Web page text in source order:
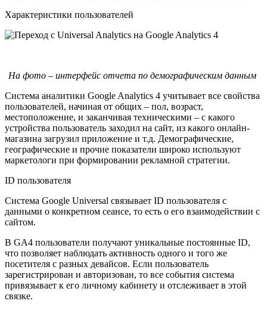
Характеристики пользователей
На фото – интерфейс отчета по демографическим данным
Система аналитики Google Analytics 4 учитывает все свойства
пользователей, начиная от общих – пол, возраст,
местоположение, и заканчивая техническими – с какого
устройства пользователь заходил на сайт, из какого онлайн-
магазина загрузил приложение и т.д. Демографические,
географические и прочие показатели широко используют
маркетологи при формировании рекламной стратегии.
ID пользователя
Система Google Universal связывает ID пользователя с
данными о конкретном сеансе, то есть о его взаимодействии с
сайтом.
В GA4 пользователи получают уникальные постоянные ID,
что позволяет наблюдать активность одного и того же
посетителя с разных девайсов. Если пользователь
зарегистрирован и авторизован, то все события система
привязывает к его личному кабинету и отслеживает в этой
связке.